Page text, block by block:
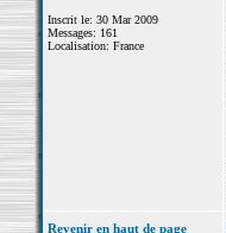
Inscrit le: 30 Mar 2009
Messages: 161
Localisation: France
Revenir en haut de page